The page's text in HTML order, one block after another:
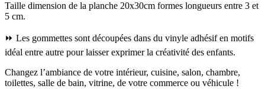
Taille dimension de la planche 20x30cm formes longueurs entre 3 et
5 cm.
⏩ Les gommettes sont découpées dans du vinyle adhésif en motifs
idéal entre autre pour laisser exprimer la créativité des enfants.
Changez l’ambiance de votre intérieur, cuisine, salon, chambre,
toilettes, salle de bain, vitrine, de votre commerce ou véhicule !